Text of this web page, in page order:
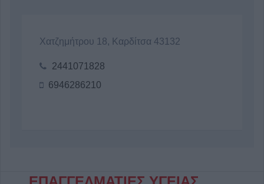
Χατζημήτρου 18, Καρδίτσα 43132
2441071828
6946286210